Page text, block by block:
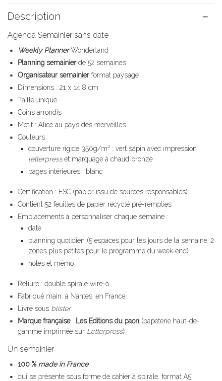
Description
Agenda Semainier sans date
Weekly PlannerWonderland
Planning semainierde 52 semaines
Organisateur semainierformat paysage
Dimensions : 21 x 14,8 cm
Taille unique
Coins arrondis
Motif : Alice au pays des merveilles
Couleurs :
couverture rigide 350g/m² : vert sapin avec impression
letterpresset marquage à chaud bronze
pages intérieures : blanc
Certification : FSC (papier issu de sources responsables)
Contient 52 feuilles de papier recyclé pré-remplies
Emplacements à personnaliser chaque semaine :
date
planning quotidien (5 espaces pour les jours de la semaine, 2
zones plus petites pour le programme du week-end)
notes et mémo
Reliure : double spirale wire-o
Fabriqué main, à Nantes, en France
Livré sous blister
Marque française: Les Editions du paon (papeterie haut-de-
gamme imprimée sur Letterpress)
Un semainier
100 % made in France
qui se présente sous forme de cahier à spirale, format A5